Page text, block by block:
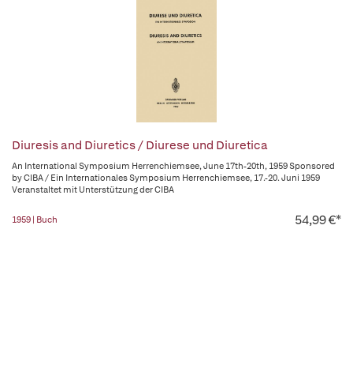
Diuresis and Diuretics / Diurese und Diuretica
An International Symposium Herrenchiemsee, June 17th-20th, 1959 Sponsored
by CIBA / Ein Internationales Symposium Herrenchiemsee, 17.-20. Juni 1959
Veranstaltet mit Unterstützung der CIBA
1959 | Buch 54,99 €*